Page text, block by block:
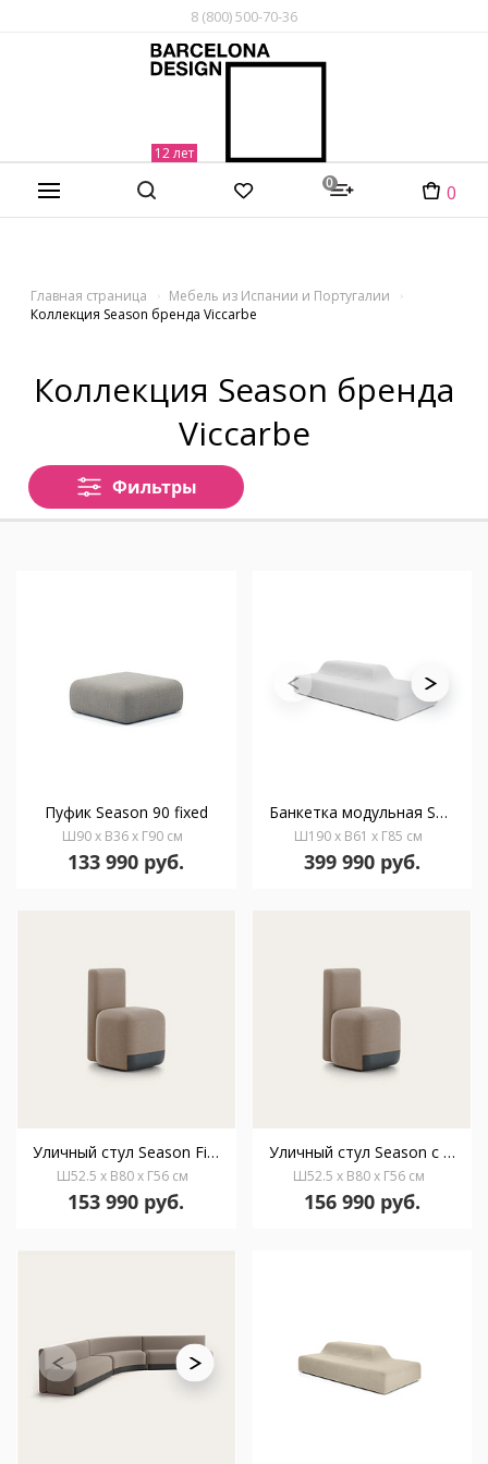
8 (800) 500-70-36
0 0
Главная страница
Мебель из Испании и Португалии
Коллекция Season бренда Viccarbe
Коллекция Season бренда
Viccarbe
Фильтры
Пуфик Season 90 fixed
Ш90 x В36 x Г90 см
133 990 руб.
Банкетка модульная Season 190
Ш190 x В61 x Г85 см
399 990 руб.
Уличный стул Season Fixed
Ш52.5 x В80 x Г56 см
153 990 руб.
Уличный стул Season с колесиками
Ш52.5 x В80 x Г56 см
156 990 руб.